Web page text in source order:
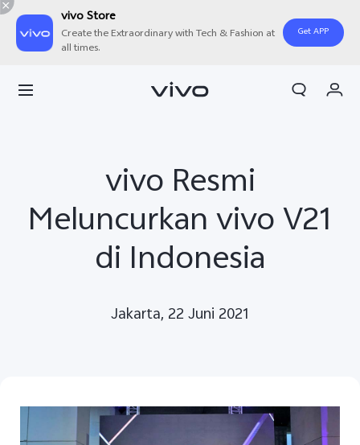
vivo Store
Create the Extraordinary with Tech & Fashion at
all times.
Get APP
vivo Resmi
Meluncurkan vivo V21
di Indonesia
Jakarta, 22 Juni 2021